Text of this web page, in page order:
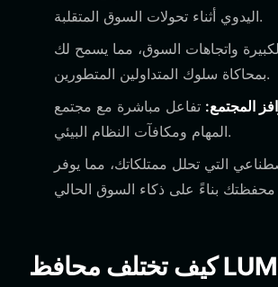
اليدوي أثناء تحولات السوق المتقلبة.
واتجاهات السوق، مما يسمح لك
بمحاكاة سلوك المتداولين المتطورين.
المجتمع: تفاعل مباشرة مع مجتمع LightNet باستخدام عنوان محفظتك للتحقق من المشاركة في حوافز
المهام ومكافآت النظام البيئي.
التي تحلل ممتلكاتك، مما يوفر